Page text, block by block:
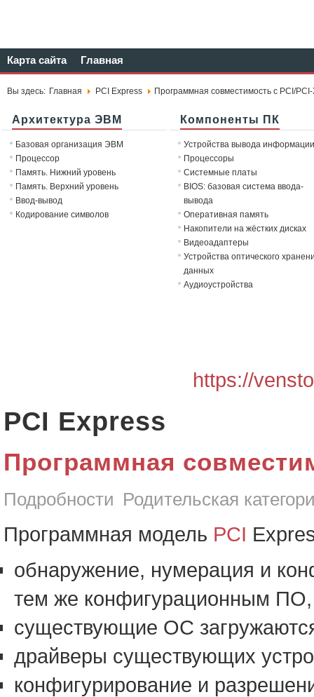
Карта сайта Главная
Вы здесь: Главная PCI Express Программная совместимость с PCI/
Архитектура ЭВМ
Базовая организация ЭВМ
Процессор
Память. Нижний уровень
Память. Верхний уровень
Ввод-вывод
Кодирование символов
Компоненты ПК
Устройства вывода информации
Процессоры
Системные платы
BIOS: базовая система ввода-
вывода
Оперативная память
Накопители на жёстких дисках
Видеоадаптеры
Устройства оптического
данных
Аудиоустройства
https://
PCI Express
Программная
Подробности Родительская
Программная модель PCI
обнаружение, нумерация и
тем же конфигурационным ПО,
существующие ОС
драйверы существующих
конфигурирование и